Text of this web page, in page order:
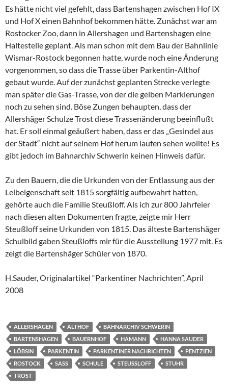
Es hätte nicht viel gefehlt, dass Bartenshagen zwischen Hof IX
und Hof X einen Bahnhof bekommen hätte. Zunächst war am
Rostocker Zoo, dann in Allershagen und Bartenshagen eine
Haltestelle geplant. Als man schon mit dem Bau der Bahnlinie
Wismar-Rostock begonnen hatte, wurde noch eine Änderung
vorgenommen, so dass die Trasse über Parkentin-Althof
gebaut wurde. Auf der zunächst geplanten Strecke verlegte
man später die Gas-Trasse, von der die gelben Markierungen
noch zu sehen sind. Böse Zungen behaupten, dass der
Allershäger Schulze Trost diese Trassenänderung beeinflußt
hat. Er soll einmal geäußert haben, dass er das „Gesindel aus
der Stadt“ nicht auf seinem Hof herum laufen sehen wollte! Es
gibt jedoch im Bahnarchiv Schwerin keinen Hinweis dafür.
Zu den Bauern, die die Urkunden von der Entlassung aus der
Leibeigenschaft seit 1815 sorgfältig aufbewahrt hatten,
gehörte auch die Familie Steußloff. Als ich zur 800 Jahrfeier
nach diesen alten Dokumenten fragte, zeigte mir Herr
Steußloff seine Urkunden von 1815. Das älteste Bartenshäger
Schulbild gaben Steußloffs mir für die Ausstellung 1977 mit. Es
zeigt die Bartenshäger Schüler von 1870.
H.Sauder, Originalartikel “Parkentiner Nachrichten”, April
2008
ALLERSHAGEN ALTHOF
BAHNARCHIV SCHWERIN
BARTENSHAGEN
BAUERNHOF HAMANN
HANNA SAUDER
LÖBSIN
PARKENTIN PARKENTINER NACHRICHTEN
PENTZIEN
ROSTOCK
SASS SCHULE STEUSSLOFF
STUHR
TROST